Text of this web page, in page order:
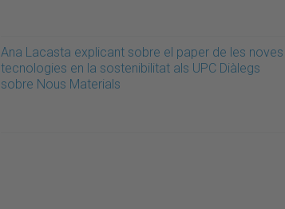
Ana Lacasta explicant sobre el paper de les noves
tecnologies en la sostenibilitat als UPC Diàlegs
sobre Nous Materials